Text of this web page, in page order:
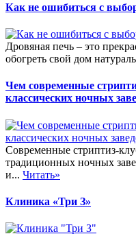
Как не ошибиться с
Дровяная печь – это
обогреть свой дом
Чем современные
классических ночных
Современные стриптиз-
традиционных ночных
и... Читать»
Клиника «Три З»